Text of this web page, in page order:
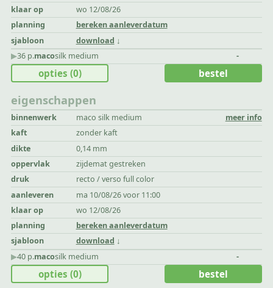
klaar op
wo 12/08/26
planning
bereken aanleverdatum
sjabloon
download
▶︎36 p.macosilk medium -
eigenschappen
binnenwerk maco silk medium
meer info
kaft
zonder kaft
dikte
0,14 mm
oppervlak
zijdemat gestreken
druk
recto / verso full color
aanleveren
ma 10/08/26 voor 11:00
klaar op
wo 12/08/26
planning
bereken aanleverdatum
sjabloon
download
opties (0) bestel
▶︎40 p.macosilk medium -
opties (0) bestel